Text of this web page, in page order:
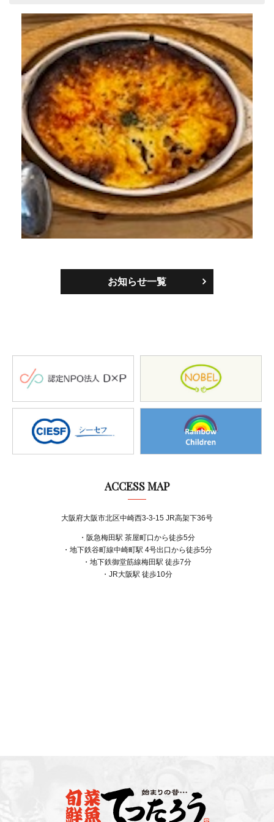
お知らせ一覧
ACCESS MAP
大阪府大阪市北区中崎西3-3-15 JR高架下36号
・阪急梅田駅 茶屋町口から徒歩5分
・地下鉄谷町線中崎町駅 4号出口から徒歩5分
・地下鉄御堂筋線梅田駅 徒歩7分
・JR大阪駅 徒歩10分